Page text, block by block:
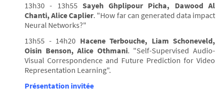
13h30 - 13h55 Sayeh Ghplipour Picha, Dawood Al
Chanti, Alice Caplier. "How far can generated data impact
Neural Networks?"
13h55 - 14h20 Hacene Terbouche, Liam Schoneveld,
Oisin Benson, Alice Othmani. "Self-Supervised Audio-
Visual Correspondence and Future Prediction for Video
Representation Learning".
Présentation invitée